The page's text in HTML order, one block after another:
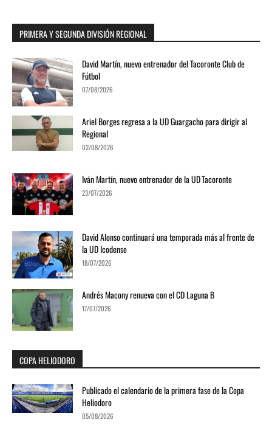
PRIMERA Y SEGUNDA DIVISIÓN REGIONAL
David Martín, nuevo entrenador del Tacoronte Club de
Fútbol
07/08/2026
Ariel Borges regresa a la UD Guargacho para dirigir al
Regional
02/08/2026
Iván Martín, nuevo entrenador de la UD Tacoronte
23/07/2026
David Alonso continuará una temporada más al frente de
la UD Icodense
18/07/2026
Andrés Macony renueva con el CD Laguna B
17/07/2026
COPA HELIODORO
Publicado el calendario de la primera fase de la Copa
Heliodoro
05/08/2026